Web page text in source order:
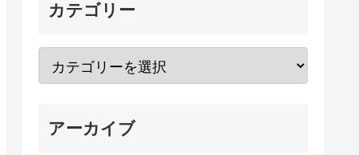
カテゴリー
アーカイブ